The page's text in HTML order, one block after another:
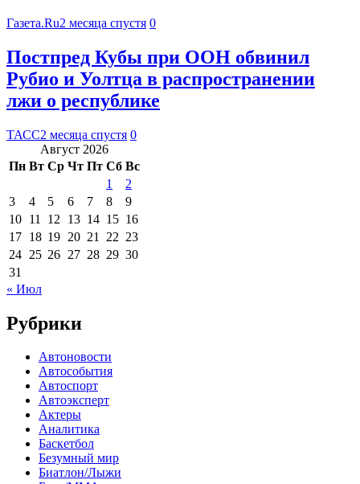
Газета.Ru2 месяца спустя 0
Постпред Кубы при ООН обвинил
Рубио и Уолтца в распространении
лжи о республике
ТАСС2 месяца спустя 0
Август 2026
Пн Вт Ср Чт Пт Сб Вс
1
2
3
4 5 6 7 8
9
10 11 12 13 14 15 16
17 18 19 20 21 22 23
24 25 26 27 28 29 30
31
« Июл
Рубрики
Автоновости
Автособытия
Автоспорт
Автоэксперт
Актеры
Аналитика
Баскетбол
Безумный мир
Биатлон/Лыжи